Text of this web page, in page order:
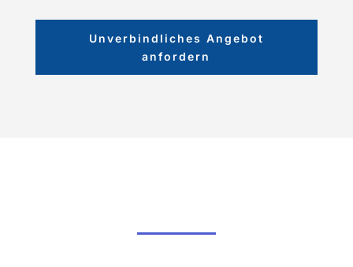
Unverbindliches Angebot
anfordern